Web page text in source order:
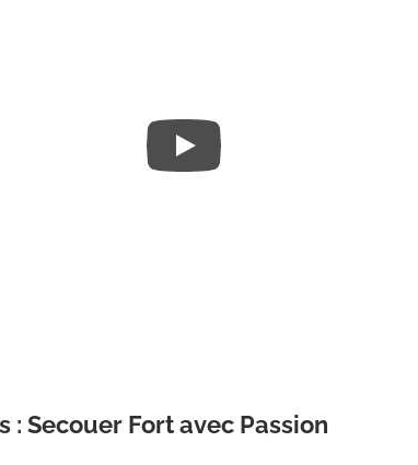
: Secouer Fort avec Passion